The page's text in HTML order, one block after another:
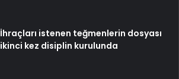
İhraçları istenen teğmenlerin dosyası
ikinci kez disiplin kurulunda